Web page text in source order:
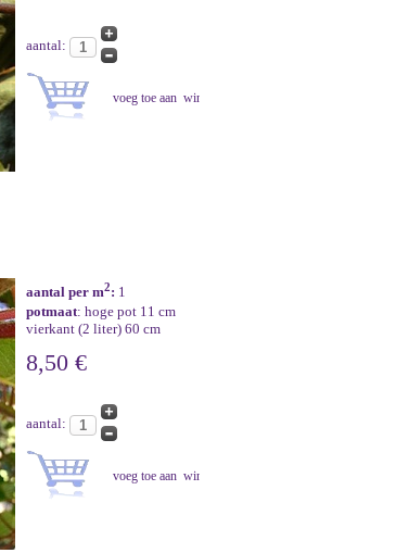
aantal:
aantal per m2: 1
potmaat: hoge pot 11 cm
vierkant (2 liter) 60 cm
8,50 €
aantal: